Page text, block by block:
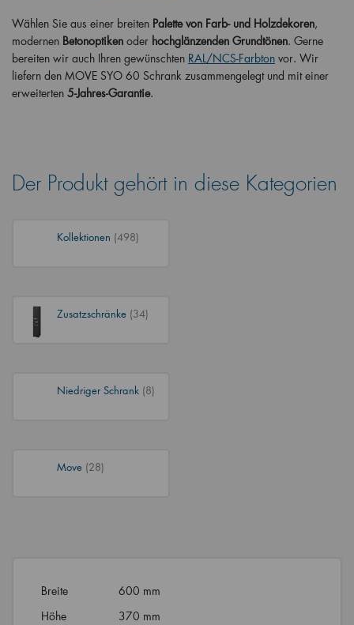
Wählen Sie aus einer breiten Palette von Farb- und Holzdekoren,
modernen Betonoptiken oder hochglänzenden Grundtönen. Gerne
bereiten wir auch Ihren gewünschten RAL/NCS-Farbton vor. Wir
liefern den MOVE SYO 60 Schrank zusammengelegt und mit einer
erweiterten 5-Jahres-Garantie.
Der Produkt gehört in diese Kategorien
Kollektionen (498)
Zusatzschränke (34)
Niedriger Schrank (8)
Move (28)
Breite
600 mm
Höhe
370 mm